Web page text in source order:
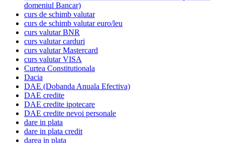
domeniul Bancar)
curs de schimb valutar
curs de schimb valutar euro/leu
curs valutar BNR
curs valutar carduri
curs valutar Mastercard
curs valutar VISA
Curtea Constitutionala
Dacia
DAE (Dobanda Anuala Efectiva)
DAE credite
DAE credite ipotecare
DAE credite nevoi personale
dare in plata
dare in plata credit
darea in plata